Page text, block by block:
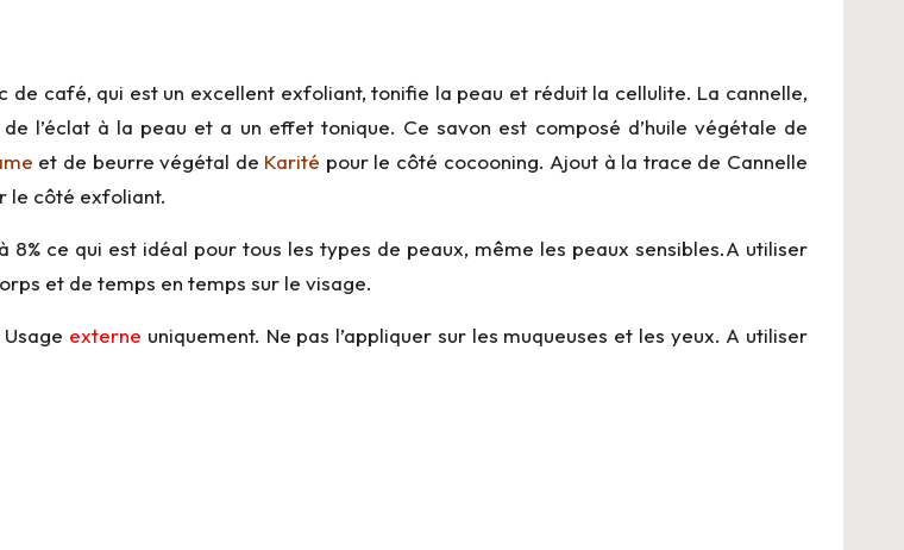
de café, qui est un excellent exfoliant, tonifie la peau et réduit la cellulite. La cannelle,
l’éclat à la peau et a un effet tonique. Ce savon est composé d’huile végétale de
et de beurre végétal de Karité pour le côté cocooning. Ajout à la trace de Cannelle
le côté exfoliant.
8% ce qui est idéal pour tous les types de peaux, même les peaux sensibles.A utiliser
et de temps en temps sur le visage.
Usage externe uniquement. Ne pas l’appliquer sur les muqueuses et les yeux. A utiliser